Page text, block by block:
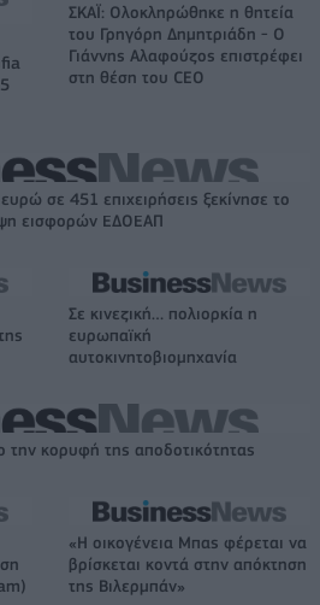
ΣΚΑΪ: Ολοκληρώθηκε η θητεία
του Γρηγόρη Δημητριάδη - Ο
Γιάννης Αλαφούζος επιστρέφει
στη θέση του CEO
σε 451 επιχειρήσεις ξεκίνησε το
εισφορών ΕΔΟΕΑΠ
Σε κινεζική… πολιορκία η
ευρωπαϊκή
αυτοκινητοβιομηχανία
κορυφή της αποδοτικότητας
«Η οικογένεια Μπας φέρεται να
βρίσκεται κοντά στην απόκτηση
της Βιλερμπάν»